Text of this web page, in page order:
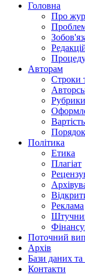
Головна
Про
Авторам
Строки
Рубрики
Політика
Етика
Плагіат
Реклама
Поточний
Архів
Бази даних та
Контакти